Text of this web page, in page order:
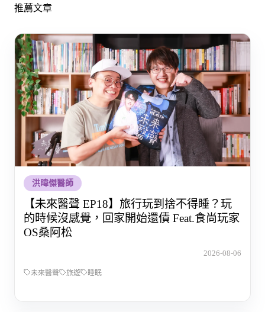
推薦文章
洪暐傑醫師
【未來醫聲 EP18】旅行玩到捨不得睡？玩
的時候沒感覺，回家開始還債 Feat.食尚玩家
OS桑阿松
2026-08-06
未來醫聲 旅遊 睡眠